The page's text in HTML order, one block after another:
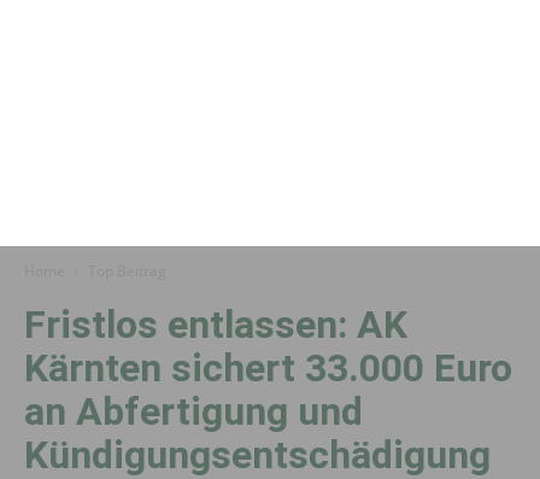
Fristlos entlassen: AK
Kärnten sichert 33.000 Euro
an Abfertigung und
Kündigungsentschädigung